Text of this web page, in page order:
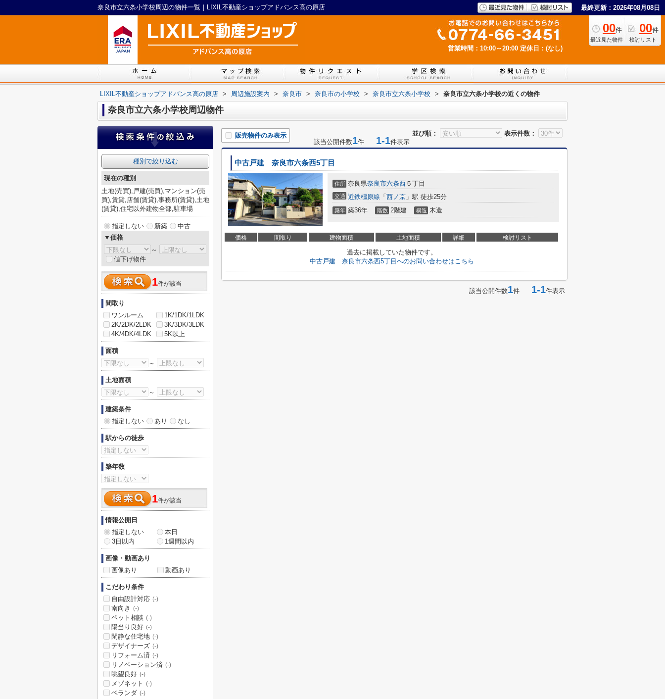
奈良市立六条小学校周辺の物件一覧｜LIXIL不動産ショップアドバンス高の原店 最終更新：2026年08月08日
00件
最近見た物件
00件
検討リスト
営業時間：10:00～20:00 定休日：(なし)
LIXIL不動産ショップアドバンス高の原店 > 周辺施設案内 > 奈良市 > 奈良市の小学校 > 奈良市立六条小学校 > 奈良市立六条小学校の近くの物件
奈良市立六条小学校周辺物件
並び順： 表示件数：
販売物件のみ表示
該当公開件数1件 1-1件表示
中古戸建 奈良市六条西5丁目
住所 奈良県奈良市六条西 ５丁目
交通 近鉄橿原線 「 西ノ京 」駅 徒歩25分
築年 築36年 階数 2階建 構造 木造
価格 間取り 建物面積 土地面積 詳細 検討リスト
過去に掲載していた物件です。
中古戸建 奈良市六条西5丁目へのお問い合わせはこちら
該当公開件数1件 1-1件表示
種別で絞り込む
現在の種別
土地(売買),戸建(売買),マンション(売
買),賃貸,店舗(賃貸),事務所(賃貸),土地
(賃貸),住宅以外建物全部,駐車場
指定しない 新築
中古
▼価格
～
値下げ物件
1件が該当
間取り
ワンルーム
1K/1DK/1LDK
2K/2DK/2LDK
3K/3DK/3LDK
4K/4DK/4LDK
5K以上
面積
～
土地面積
～
建築条件
指定しない
あり なし
駅からの徒歩
築年数
1件が該当
情報公開日
指定しない
本日
3日以内
1週間以内
画像・動画あり
画像あり
動画あり
こだわり条件
自由設計対応 (-)
南向き (-)
ペット相談 (-)
陽当り良好 (-)
閑静な住宅地 (-)
デザイナーズ (-)
リフォーム済 (-)
リノベーション済 (-)
眺望良好 (-)
メゾネット (-)
ベランダ (-)